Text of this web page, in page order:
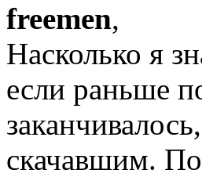
freemen,
Насколько я
если раньше
скачавшим.